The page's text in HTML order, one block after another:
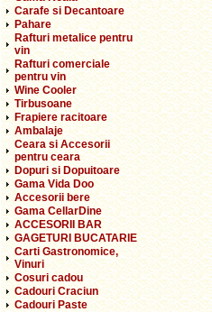
Carafe si Decantoare
Pahare
Rafturi metalice pentru
vin
Rafturi comerciale
pentru vin
Wine Cooler
Tirbusoane
Frapiere racitoare
Ambalaje
Ceara si Accesorii
pentru ceara
Dopuri si Dopuitoare
Gama Vida Doo
Accesorii bere
Gama CellarDine
ACCESORII BAR
GAGETURI BUCATARIE
Carti Gastronomice,
Vinuri
Cosuri cadou
Cadouri Craciun
Cadouri Paste